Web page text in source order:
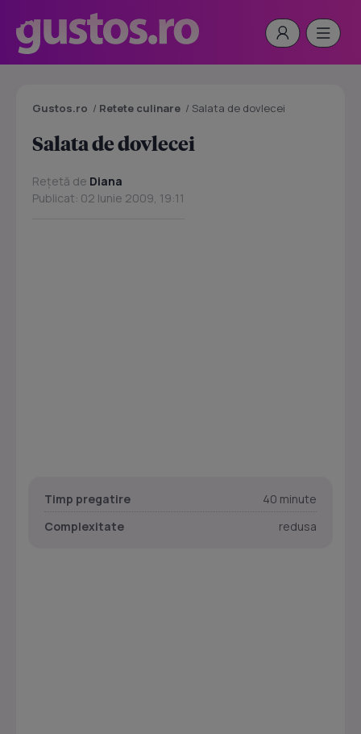
Gustos.ro / Retete culinare / Salata de dovlecei
Salata de dovlecei
Rețetă de Diana
Publicat: 02 Iunie 2009, 19:11
Timp pregatire
40 minute
Complexitate
redusa